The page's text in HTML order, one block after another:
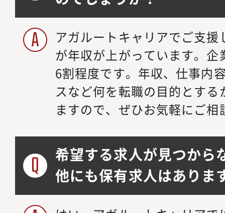
アガルートキャリアでご支
が年収が上がっています。
6割程度です。年収、仕事内
スなど何を転職の目的とす
ますので、ぜひお気軽にご相
希望する求人が見つから
他にも保有求人はありま